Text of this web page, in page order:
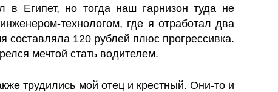
в Египет, но тогда наш гарнизон туда не
технологом, где я отработал два
составляла 120 рублей плюс прогрессивка.
мечтой стать водителем.
трудились мой отец и крестный. Они-то и